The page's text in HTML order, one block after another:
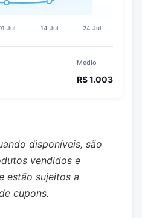
Médio
R$ 1.003
disponíveis, são
vendidos e
estão sujeitos a
cupons.